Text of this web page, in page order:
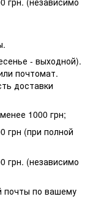
- выходной).
почтомат.
доставки
1000 грн;
грн (при полной
грн. (независимо
почты по вашему